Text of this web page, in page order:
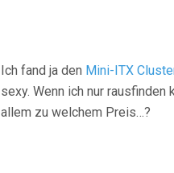
Ich fand ja den Mini-ITX
sexy. Wenn ich nur
allem zu welchem Preis…?